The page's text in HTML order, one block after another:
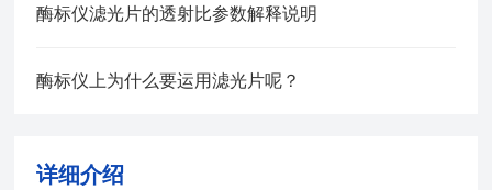
酶标仪滤光片的透射比参数解释说明
酶标仪上为什么要运用滤光片呢？
详细介绍